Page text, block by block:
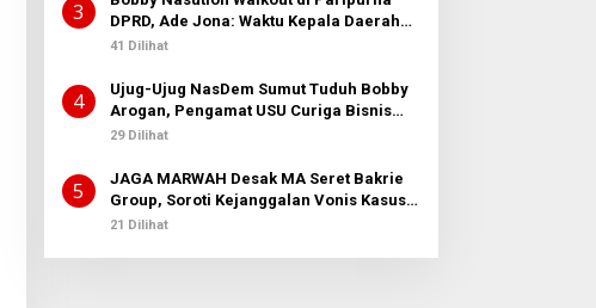
3
DPRD, Ade Jona: Waktu Kepala Daerah
Tak Boleh Terbuang Sia-sia
41 Dilihat
4
Ujug-Ujug NasDem Sumut Tuduh Bobby
Arogan, Pengamat USU Curiga Bisnis
Reklame
29 Dilihat
5
JAGA MARWAH Desak MA Seret Bakrie
Group, Soroti Kejanggalan Vonis Kasus
PET
21 Dilihat